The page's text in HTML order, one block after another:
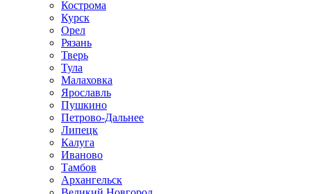
Кострома
Курск
Орел
Рязань
Тверь
Тула
Малаховка
Ярославль
Пушкино
Петрово-Дальнее
Липецк
Калуга
Иваново
Тамбов
Архангельск